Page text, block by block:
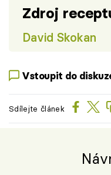
Zdroj
David Skokan
Vstoupit do
Sdílejte článek